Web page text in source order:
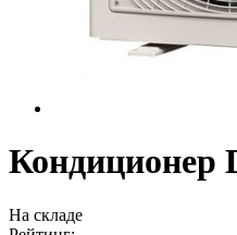
Кондиционер
На складе